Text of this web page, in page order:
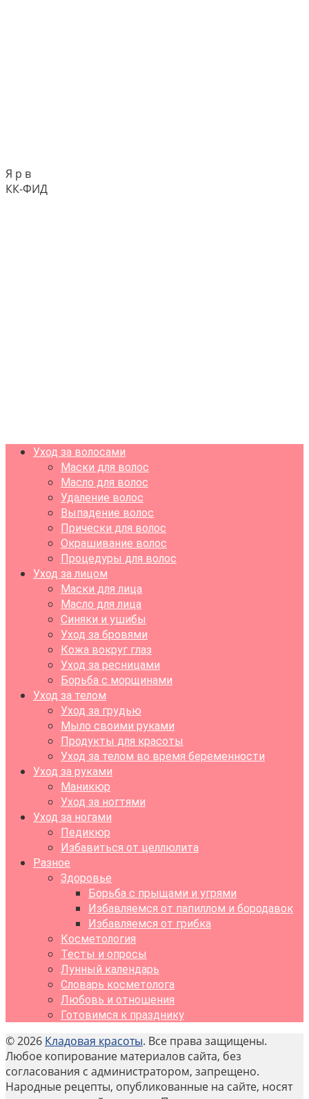
Я р в
КК-ФИД
Уход за волосами
Маски для волос
Масло для волос
Удаление волос
Выпадение волос
Прически для волос
Окрашивание волос
Процедуры для волос
Уход за лицом
Маски для лица
Масло для лица
Синяки и ушибы
Уход за бровями
Кожа вокруг глаз
Уход за ресницами
Борьба с морщинами
Уход за телом
Уход за грудью
Мыло своими руками
Продукты для красоты
Уход за телом во время беременности
Уход за руками
Маникюр
Уход за ногтями
Уход за ногами
Педикюр
Избавиться от целлюлита
Разное
Здоровье
Борьба с прыщами и угрями
Избавляемся от папиллом и бородавок
Избавляемся от грибка
Косметология
Тесты и опросы
Лунный календарь
Словарь косметолога
Любовь и отношения
Готовимся к празднику
© 2026 Кладовая красоты. Все права защищены.
Любое копирование материалов сайта, без
согласования с администратором, запрещено.
Народные рецепты, опубликованные на сайте, носят